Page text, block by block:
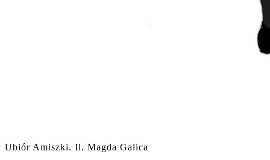
Ubiór Amiszki. Il. Magda Galica